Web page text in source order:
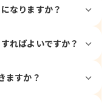
なりますか？
ればよいですか？
ますか？